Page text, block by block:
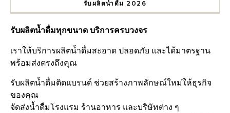
รับผลิตน้ำดื่ม 2026
รับผลิตน้ำดื่มทุกขนาด บริการครบวงจร
เราให้บริการผลิตน้ำดื่มสะอาด ปลอดภัย และได้มาตรฐาน
พร้อมส่งตรงถึงคุณ
รับผลิตน้ำดื่มติดแบรนด์ ช่วยสร้างภาพลักษณ์ใหม่ให้ธุรกิจ
ของคุณ
จัดส่งน้ำดื่มโรงแรม ร้านอาหาร และบริษัทต่าง ๆ